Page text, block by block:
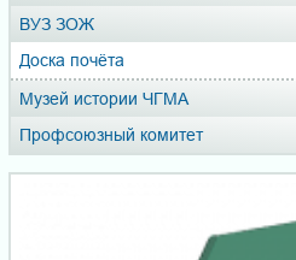
ВУЗ ЗОЖ
Доска почёта
Музей истории ЧГМА
Профсоюзный комитет